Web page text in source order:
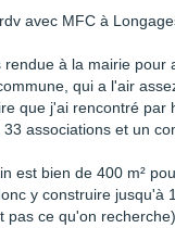
avec MFC à
à la mairie pour
qui a l'air
que j'ai rencontré par
associations et un
est bien de 400 m²
y construire jusqu'à
pas ce qu'on